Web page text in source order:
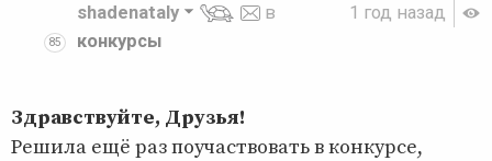
1 год назад
85
shadenataly
в
конкурсы
Здравствуйте, Друзья!
Решила ещё раз поучаствовать в конкурсе,